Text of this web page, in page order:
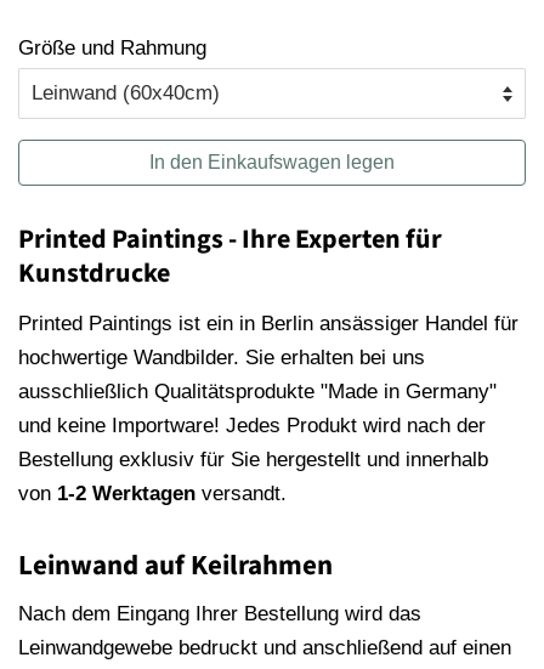
Größe und Rahmung
In den Einkaufswagen legen
Printed Paintings - Ihre Experten für
Kunstdrucke
Printed Paintings ist ein in Berlin ansässiger Handel für
hochwertige Wandbilder. Sie erhalten bei uns
ausschließlich Qualitätsprodukte "Made in Germany"
und keine Importware! Jedes Produkt wird nach der
Bestellung exklusiv für Sie hergestellt und innerhalb
von 1-2 Werktagen versandt.
Leinwand auf Keilrahmen
Nach dem Eingang Ihrer Bestellung wird das
Leinwandgewebe bedruckt und anschließend auf einen